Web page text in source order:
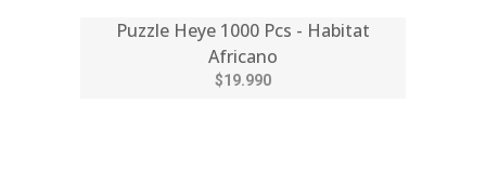
Puzzle Heye 1000 Pcs - Habitat
Africano
$19.990